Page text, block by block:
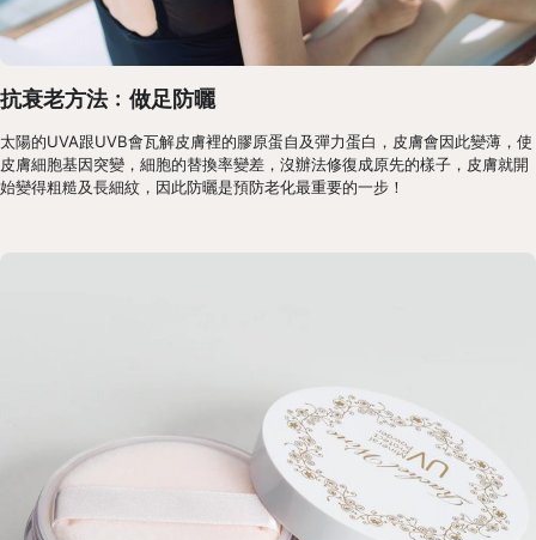
抗衰老方法﹕做足防曬
太陽的UVA跟UVB會瓦解皮膚裡的膠原蛋自及彈力蛋白，皮膚會因此變薄，使
皮膚細胞基因突變，細胞的替換率變差，沒辦法修復成原先的樣子，皮膚就開
始變得粗糙及長細紋，因此防曬是預防老化最重要的一步！